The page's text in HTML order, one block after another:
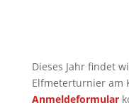
Dieses Jahr findet
Elfmeterturnier am
Anmeldeformular